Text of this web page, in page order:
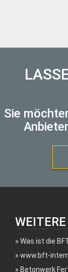
Sie
Was ist die
www.bft-
Betonwerk